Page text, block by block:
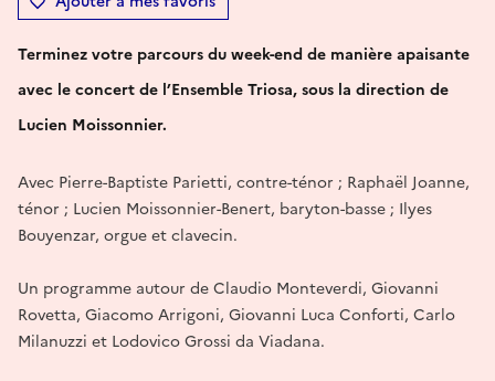
Terminez votre parcours du week-end de manière apaisante
avec le concert de l’Ensemble Triosa, sous la direction de
Lucien Moissonnier.
Avec Pierre-Baptiste Parietti, contre-ténor ; Raphaël Joanne,
ténor ; Lucien Moissonnier-Benert, baryton-basse ; Ilyes
Bouyenzar, orgue et clavecin.
Un programme autour de Claudio Monteverdi, Giovanni
Rovetta, Giacomo Arrigoni, Giovanni Luca Conforti, Carlo
Milanuzzi et Lodovico Grossi da Viadana.